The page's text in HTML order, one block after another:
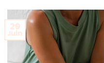
29
Juin